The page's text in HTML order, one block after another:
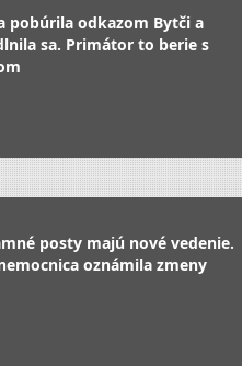
pobúrila odkazom Bytči a
sa. Primátor to berie s
posty majú nové vedenie.
oznámila zmeny